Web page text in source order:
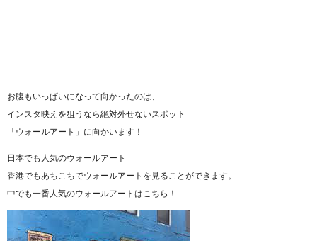
お腹もいっぱいになって向かったのは、
インスタ映えを狙うなら絶対外せないスポット
「ウォールアート」に向かいます！
日本でも人気のウォールアート
香港でもあちこちでウォールアートを見ることができます。
中でも一番人気のウォールアートはこちら！